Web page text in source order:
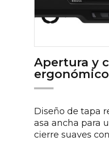
Apertura y
Diseño de tapa
asa ancha para
cierre suaves